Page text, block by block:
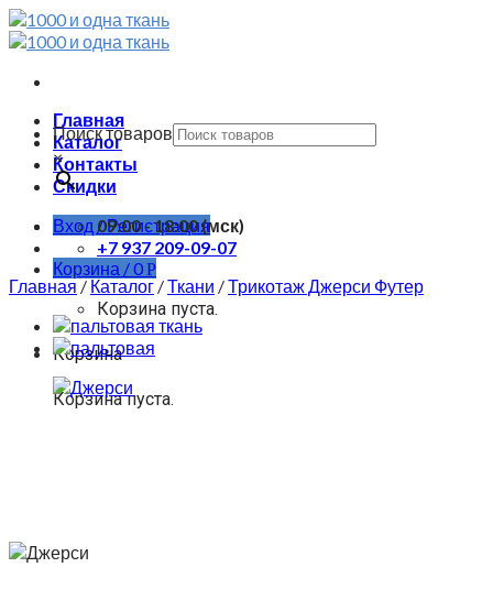
Skip
to
Главная
Каталог
Контакты
Скидки
Вход / Регистрация
Корзина /0Р
Корзина пуста.
Корзина
Корзина пуста.
Поиск товаров
×
09:00 - 18:00 (мск)
+7 937 209-09-07
Главная/Каталог /Ткани /Трикотаж Джерси Футер